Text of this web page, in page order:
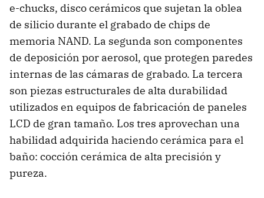
e-chucks, disco cerámicos que sujetan la oblea
de silicio durante el grabado de chips de
memoria NAND. La segunda son componentes
de deposición por aerosol, que protegen paredes
internas de las cámaras de grabado. La tercera
son piezas estructurales de alta durabilidad
utilizados en equipos de fabricación de paneles
LCD de gran tamaño. Los tres aprovechan una
habilidad adquirida haciendo cerámica para el
baño: cocción cerámica de alta precisión y
pureza.